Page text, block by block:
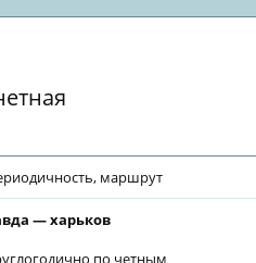
маршрут
— харьков
по четным